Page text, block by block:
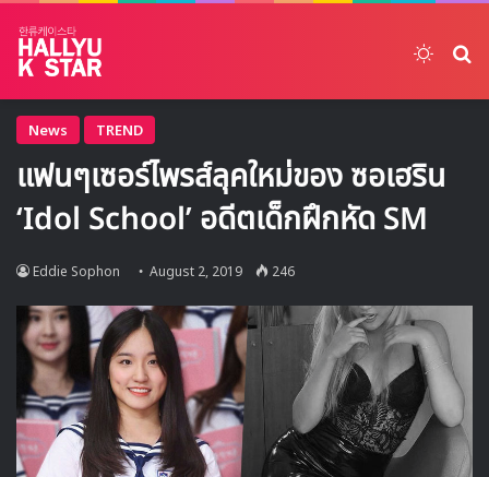
News TREND
แฟนๆเซอร์ไพรส์ลุคใหม่ของ ซอเฮริน
‘Idol School’ อดีตเด็กฝึกหัด SM
Eddie Sophon August 2, 2019 246